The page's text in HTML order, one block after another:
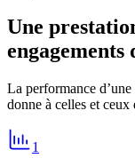
Une
engagements
La performance d’une
donne à celles et ceux
1